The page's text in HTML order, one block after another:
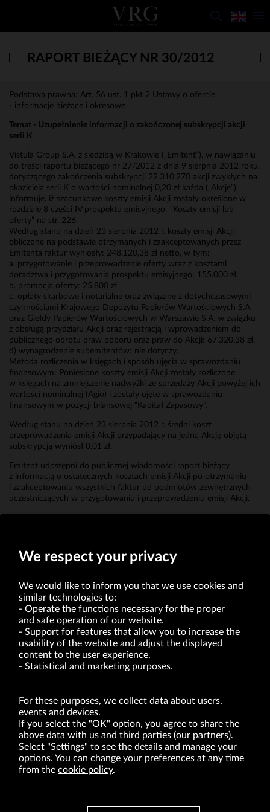
RAPORT BIEŻĄCY NR 30/2012
Podstawa prawna: Art. 56 ust. 1 pkt 2 Ustawy o ofercie
- informacje bieżące i okresowe
Temat - Uzupełnienie informacji o zakończonej subskrypcji akcji
serii K
Vistula Group S.A. z siedzibą w Krakowie („Emitent”), w nawiązaniu
do treści raportu bieżącego nr 27/2012 z dnia 9 sierpnia 2012 roku,
dotyczącego zakończenia subskrypcji 22.310.270 akcji zwykłych na
okaziciela serii K o wartości nominalnej 0,20 zł każda („Akcje”)
informuje, iż szacunkowe koszty emisji Akcji zostały określone w
rozdziale 8 części IV prospektu emisyjnego "Koszty emisji lub
oferty” na str. 226.
Według stanu na dzień 23 sierpnia 2012 r. koszty emisji Akcji
obliczone na podstawie otrzymanych i zaakceptowanych przez
Emitenta faktur wyniosły: 248.120,38 zł netto, w tym:
a. przygotowanie i przeprowadzenie oferty wraz z kosztami
doradztwa i przygotowania prospektu emisyjnego: 155.000 zł,
b. promocja oferty: 25.800 zł
c. opłaty skarbowe i notarialne oraz związane z dotychczasowymi
czynnościami Krajowego Depozytu Papierów Wartościowych S.A.
oraz Giełdy Papierów Wartościowych w Warszawie S.A. w związku
z obsługą przydziału Akcji oraz rejestracją i wprowadzeniem do
publicznego obrotu praw poboru oraz praw do Akcji: 67.320,38 zł.
d) wynagrodzenie subemitentów: nie dotyczy.
Metoda rozliczenia w księgach i sposób ujęcia w sprawozdaniu
finansowym: Poniesione koszty emisji Akcji zostały rozliczone
w księgach na zmniejszenie nadwyżki ze sprzedaży Akcji powyżej ich
wartości nominalnej (Agio) i zostały ujęte w sprawozdaniu
finansowym w pozycji bilansowej "Kapitał Zapasowy".
Według stanu na dzień 23 sierpnia 2012 r. średni koszt
przeprowadzenia emisji Akcji przypadający na jedną Akcję objętą
subskrypcją wyniósł 0,01 zł.
Emitent udostępni do publicznej wiadomości raport bieżący
z informacją o ostatecznych kosztach emisji Akcji po otrzymaniu
i zaakceptowaniu wszystkich faktur od podmiotów zewnętrznych
uczestniczących w przygotowaniu i przeprowadzeniu emisji Akcji.
VRG S.A. | 10 Pilotów Street | 31-462 Kraków
Tax Identification Number: 675-000-03-61
District Court for Kraków-Śródmieście in Kraków
XI Economic Department of the National Court Register number 0000047082
of act of 8.03.2013 on combating excessive late payment in commercial transactions
(Journal of Laws of 2019, item 118 as amended).
BRANDS
We respect your privacy
We would like to inform you that we use cookies and
similar technologies to:
Operate the functions necessary for the proper
and safe operation of our website.
Support for features that allow you to increase the
usability of the website and adjust the displayed
content to the user experience.
Statistical and marketing purposes.
For these purposes, we collect data about users,
events and devices.
If you select the "OK" option, you agree to share the
above data with us and third parties (our partners).
Select "Settings" to see the details and manage your
options. You can change your preferences at any time
from the cookie policy.